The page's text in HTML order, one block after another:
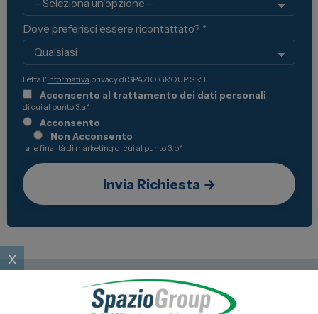
Dove preferisci essere ricontattato? *
Letta l'informativa privacy di SPAZIO GROUP S.R.L.:
Acconsento al trattamento dei dati personali
di cui al punto 3.a*
Acconsento
Non Acconsento
alle finalità di marketing di cui al punto 3.b*
x